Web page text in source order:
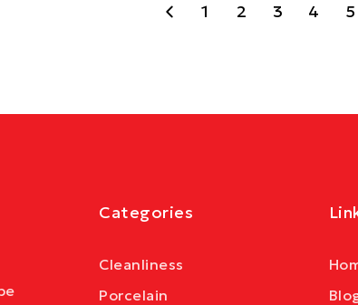
1 2 3 4 5
Categories
Cleanliness
Porcelain